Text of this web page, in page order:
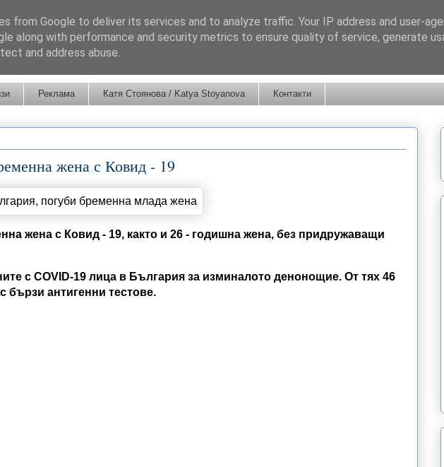
Реклама Катя Стоянова / Katya Stoyanova Контакти
жена с Ковид - 19
жена с Ковид - 19, както и 26 - годишна жена, без придружаващи
с COVID-19 лица в България за изминалото денонощие. От тях 46
бързи антигенни тестове.
from Google to deliver its services and to analyze traffic. Your IP address and user-
along with performance and security metrics to ensure quality of service, generate
and address abuse.